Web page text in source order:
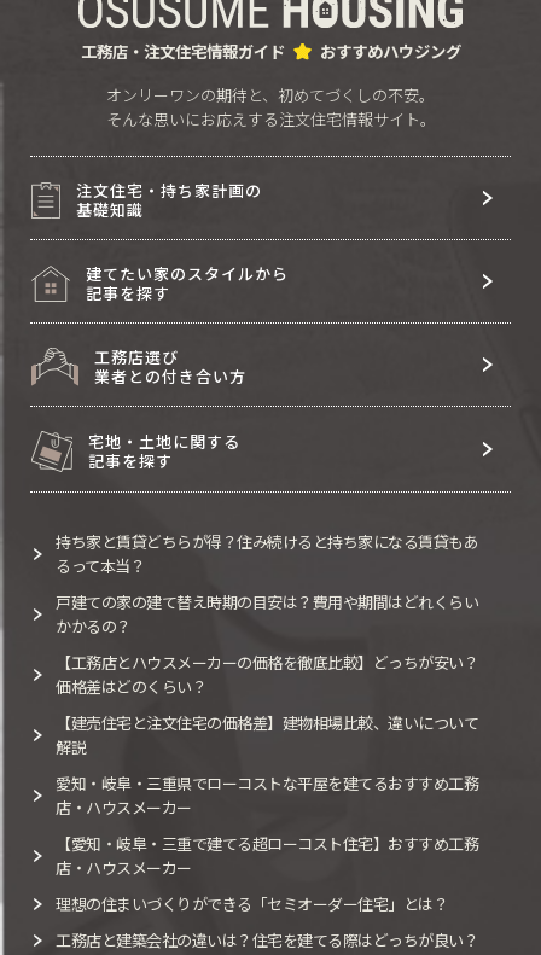
工務店・注文住宅情報ガイド おすすめハウジング
オンリーワンの期待と、初めてづくしの不安。
そんな思いにお応えする注文住宅情報サイト。
注文住宅・持ち家計画の
基礎知識
建てたい家のスタイルから
記事を探す
工務店選び
業者との付き合い方
宅地・土地に関する
記事を探す
持ち家と賃貸どちらが得？住み続けると持ち家になる賃貸もあ
るって本当？
戸建ての家の建て替え時期の目安は？費用や期間はどれくらい
かかるの？
【工務店とハウスメーカーの価格を徹底比較】どっちが安い？
価格差はどのくらい？
【建売住宅と注文住宅の価格差】建物相場比較、違いについて
解説
愛知・岐阜・三重県でローコストな平屋を建てるおすすめ工務
店・ハウスメーカー
【愛知・岐阜・三重で建てる超ローコスト住宅】おすすめ工務
店・ハウスメーカー
理想の住まいづくりができる「セミオーダー住宅」とは？
工務店と建築会社の違いは？住宅を建てる際はどっちが良い？